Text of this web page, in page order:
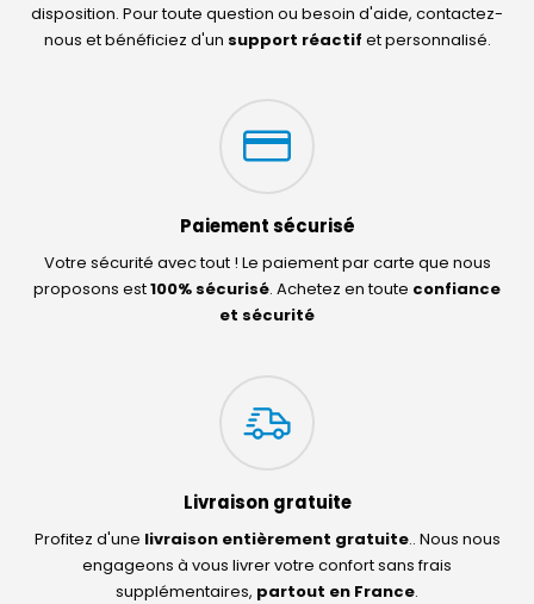
disposition. Pour toute question ou besoin d'aide, contactez-
nous et bénéficiez d'un support réactif et personnalisé.
Paiement sécurisé
Votre sécurité avec tout ! Le paiement par carte que nous
proposons est100% sécurisé. Achetez en toute confiance
et sécurité
Livraison gratuite
Profitez d'une livraison entièrement gratuite.. Nous nous
engageons à vous livrer votre confort sans frais
supplémentaires, partout en France.